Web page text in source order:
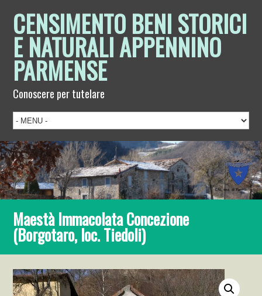
CENSIMENTO BENI STORICI
E NATURALI APPENNINO
PARMENSE
Conoscere per tutelare
Maestà Immacolata Concezione
(Borgotaro, loc. Tiedoli)